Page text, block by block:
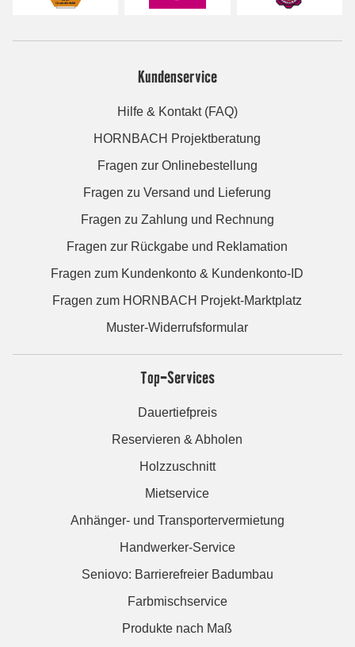
Kundenservice
Hilfe & Kontakt (FAQ)
HORNBACH Projektberatung
Fragen zur Onlinebestellung
Fragen zu Versand und Lieferung
Fragen zu Zahlung und Rechnung
Fragen zur Rückgabe und Reklamation
Fragen zum Kundenkonto & Kundenkonto-ID
Fragen zum HORNBACH Projekt-Marktplatz
Muster-Widerrufsformular
Top-Services
Dauertiefpreis
Reservieren & Abholen
Holzzuschnitt
Mietservice
Anhänger- und Transportervermietung
Handwerker-Service
Seniovo: Barrierefreier Badumbau
Farbmischservice
Produkte nach Maß